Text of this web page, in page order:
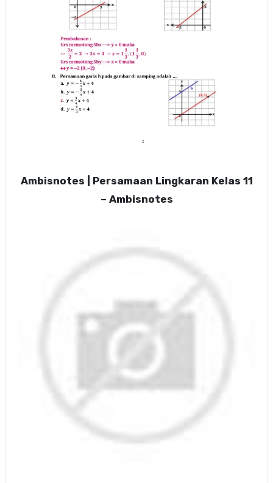
Ambisnotes | Persamaan Lingkaran Kelas 11
– Ambisnotes